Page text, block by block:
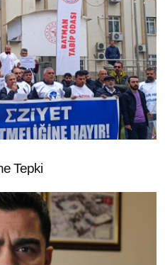
Tepki